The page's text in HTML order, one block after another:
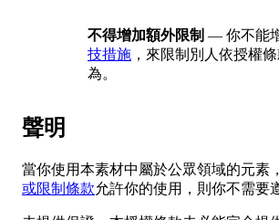
不得增加額外限制 — 你不能
技措施 ，來限制別人依授權
為。
聲明
當你使用本素材中屬於公眾領域的元素
或限制條款允許你的使用，則你不需要